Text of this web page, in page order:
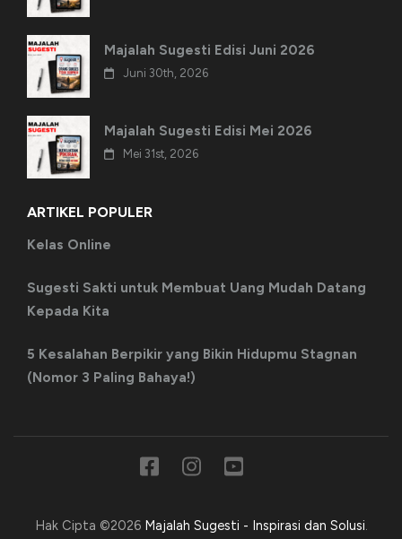
Majalah Sugesti Edisi Juni 2026
Juni 30th, 2026
Majalah Sugesti Edisi Mei 2026
Mei 31st, 2026
ARTIKEL POPULER
Kelas Online
Sugesti Sakti untuk Membuat Uang Mudah Datang
Kepada Kita
5 Kesalahan Berpikir yang Bikin Hidupmu Stagnan
(Nomor 3 Paling Bahaya!)
Hak Cipta ©2026 Majalah Sugesti - Inspirasi dan Solusi.